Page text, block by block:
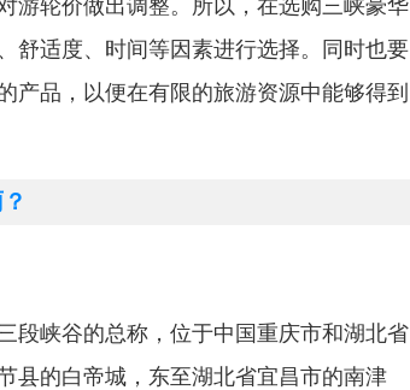
游轮价做出调整。所以，在选购三峡豪华
舒适度、时间等因素进行选择。同时也要
产品，以便在有限的旅游资源中能够得到
段峡谷的总称，位于中国重庆市和湖北省
县的白帝城，东至湖北省宜昌市的南津